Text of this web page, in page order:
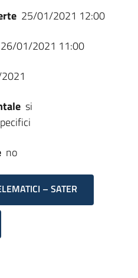
25/01/2021 12:00
26/01/2021 11:00
si
no
– SATER